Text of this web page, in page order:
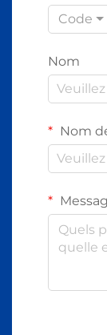
Code
Nom
Nom